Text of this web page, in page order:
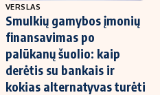
VERSLAS
Smulkių gamybos įmonių
finansavimas po
palūkanų šuolio: kaip
derėtis su bankais ir
kokias alternatyvas turėti